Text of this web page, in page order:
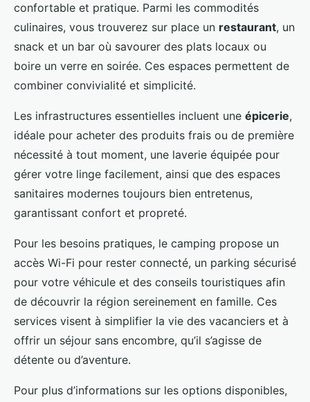
confortable et pratique. Parmi les commodités
culinaires, vous trouverez sur place un restaurant, un
snack et un bar où savourer des plats locaux ou
boire un verre en soirée. Ces espaces permettent de
combiner convivialité et simplicité.
Les infrastructures essentielles incluent une épicerie,
idéale pour acheter des produits frais ou de première
nécessité à tout moment, une laverie équipée pour
gérer votre linge facilement, ainsi que des espaces
sanitaires modernes toujours bien entretenus,
garantissant confort et propreté.
Pour les besoins pratiques, le camping propose un
accès Wi-Fi pour rester connecté, un parking sécurisé
pour votre véhicule et des conseils touristiques afin
de découvrir la région sereinement en famille. Ces
services visent à simplifier la vie des vacanciers et à
offrir un séjour sans encombre, qu’il s’agisse de
détente ou d’aventure.
Pour plus d’informations sur les options disponibles,